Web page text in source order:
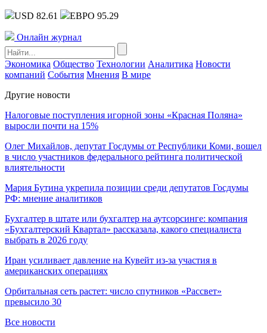
USD 82.61 ЕВРО 95.29
Онлайн журнал
Экономика Общество Технологии Аналитика Новости
компаний События Мнения В мире
Другие новости
Налоговые поступления игорной зоны «Красная Поляна»
выросли почти на 15%
Олег Михайлов, депутат Госдумы от Республики Коми, вошел
в число участников федерального рейтинга политической
влиятельности
Мария Бутина укрепила позиции среди депутатов Госдумы
РФ: мнение аналитиков
Бухгалтер в штате или бухгалтер на аутсорсинге: компания
«Бухгалтерский Квартал» рассказала, какого специалиста
выбрать в 2026 году
Иран усиливает давление на Кувейт из-за участия в
американских операциях
Орбитальная сеть растет: число спутников «Рассвет»
превысило 30
Все новости